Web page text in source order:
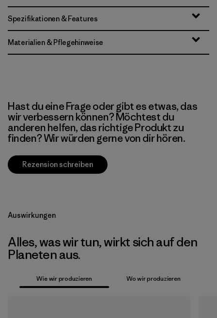
Spezifikationen & Features
Materialien & Pflegehinweise
Hast du eine Frage oder gibt es etwas, das
wir verbessern können? Möchtest du
anderen helfen, das richtige Produkt zu
finden? Wir würden gerne von dir hören.
Rezension schreiben
Auswirkungen
Alles, was wir tun, wirkt sich auf den
Planeten aus.
Wie wir produzieren Wo wir produzieren